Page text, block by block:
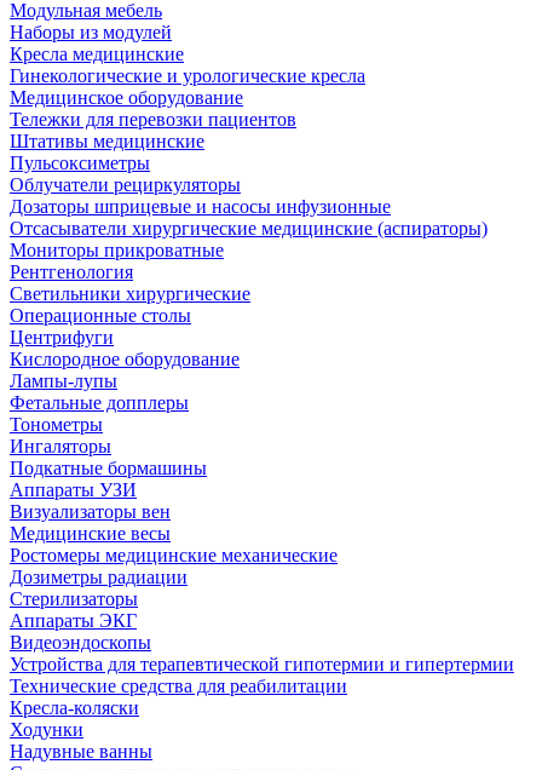
Модульная мебель
Наборы из модулей
Кресла медицинские
Гинекологические и урологические кресла
Медицинское оборудование
Тележки для перевозки пациентов
Штативы медицинские
Пульсоксиметры
Облучатели рециркуляторы
Дозаторы шприцевые и насосы инфузионные
Отсасыватели хирургические медицинские (аспираторы)
Мониторы прикроватные
Рентгенология
Светильники хирургические
Операционные столы
Центрифуги
Кислородное оборудование
Лампы-лупы
Фетальные допплеры
Тонометры
Ингаляторы
Подкатные бормашины
Аппараты УЗИ
Визуализаторы вен
Медицинские весы
Ростомеры медицинские механические
Дозиметры радиации
Стерилизаторы
Аппараты ЭКГ
Видеоэндоскопы
Устройства для терапевтической гипотермии и гипертермии
Технические средства для реабилитации
Кресла-коляски
Ходунки
Надувные ванны